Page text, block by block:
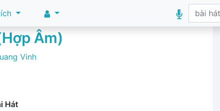
Âm)
Vinh
Hát